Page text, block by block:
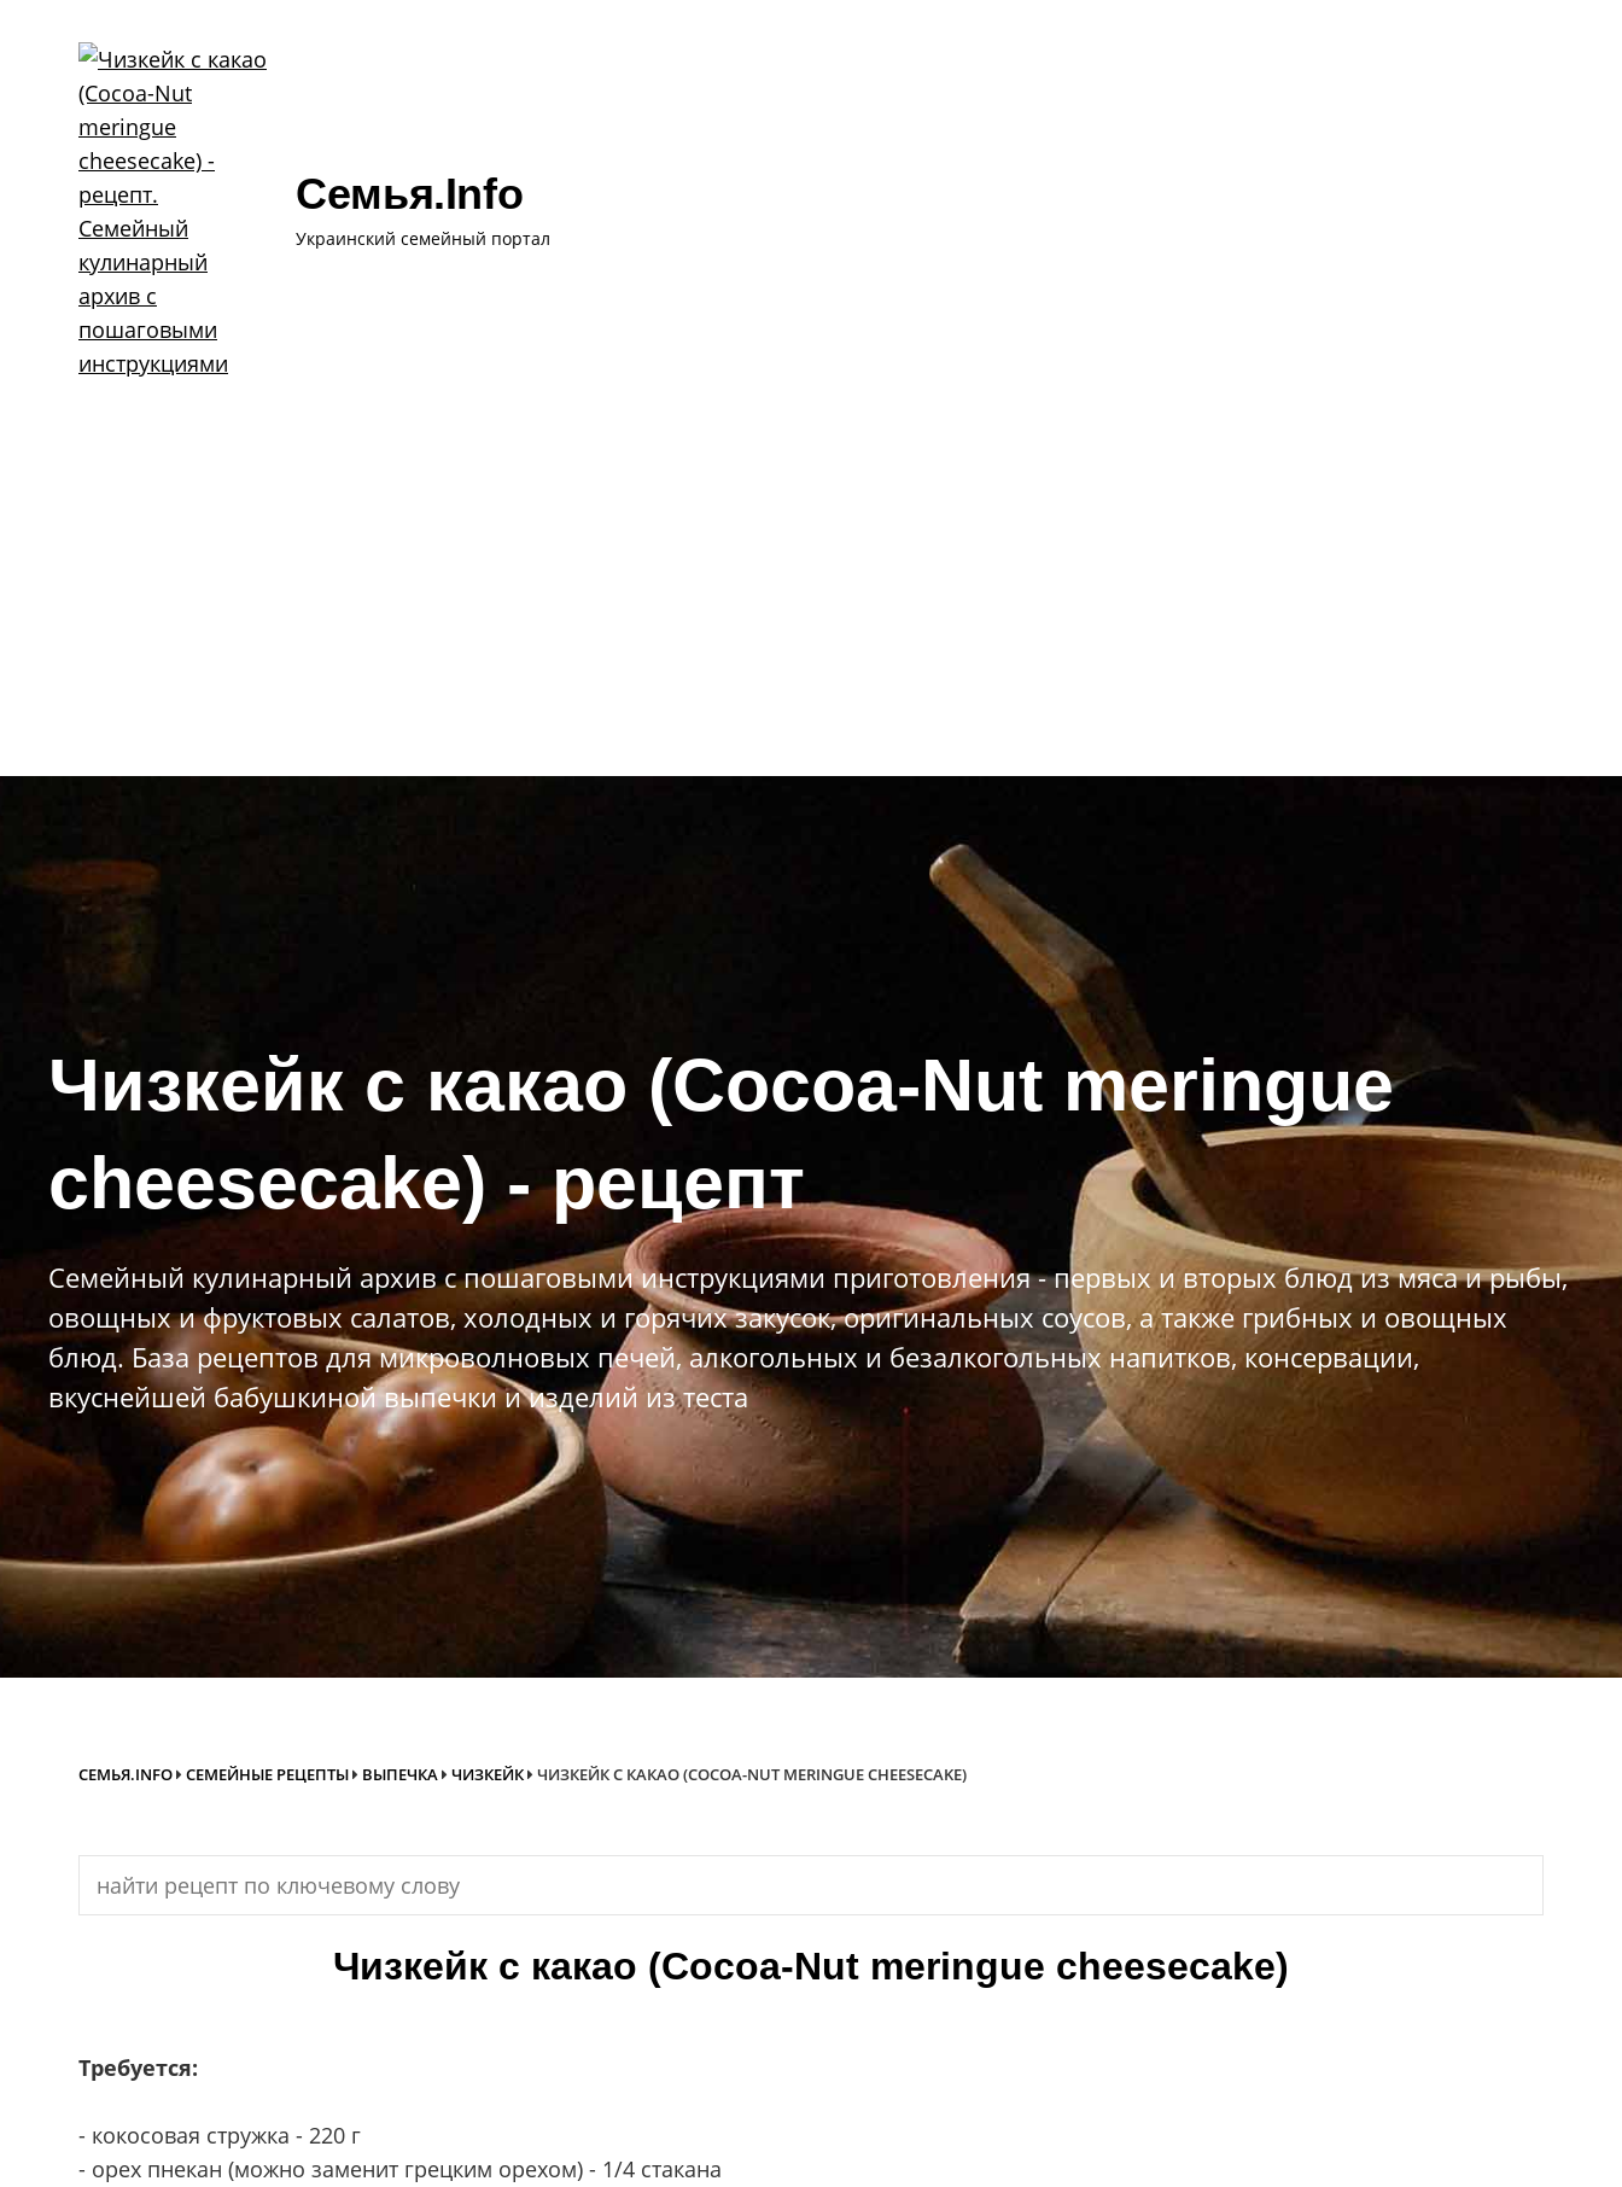
Семья.info
Украинский семейный портал
Чизкейк с какао (Cocoa-Nut meringue
cheesecake) - рецепт
Семейный кулинарный архив с пошаговыми инструкциями приготовления - первых и вторых блюд из мяса и рыбы,
овощных и фруктовых салатов, холодных и горячих закусок, оригинальных соусов, а также грибных и овощных
блюд. База рецептов для микроволновых печей, алкогольных и безалкогольных напитков, консервации,
вкуснейшей бабушкиной выпечки и изделий из теста
СЕМЬЯ.INFO СЕМЕЙНЫЕ РЕЦЕПТЫ ВЫПЕЧКА ЧИЗКЕЙК ЧИЗКЕЙК С КАКАО (COCOA-NUT MERINGUE CHEESECAKE)
Search
Чизкейк с какао (Cocoa-Nut meringue cheesecake)
Требуется:
- кокосовая стружка - 220 г
- орех пнекан (можно заменит грецким орехом) - 1/4 стакана